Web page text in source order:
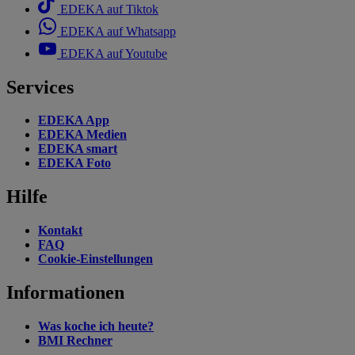
EDEKA auf Tiktok
EDEKA auf Whatsapp
EDEKA auf Youtube
Services
EDEKA App
EDEKA Medien
EDEKA smart
EDEKA Foto
Hilfe
Kontakt
FAQ
Cookie-Einstellungen
Informationen
Was koche ich heute?
BMI Rechner